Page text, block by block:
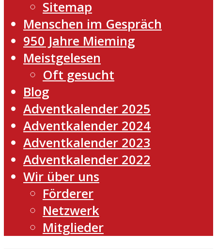
Sitemap
Menschen im Gespräch
950 Jahre Mieming
Meistgelesen
Oft gesucht
Blog
Adventkalender 2025
Adventkalender 2024
Adventkalender 2023
Adventkalender 2022
Wir über uns
Förderer
Netzwerk
Mitglieder